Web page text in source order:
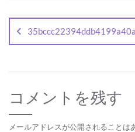
稿
ナ
ビ
ゲ
ー
コメントを残す
メールアドレスが公開されることは